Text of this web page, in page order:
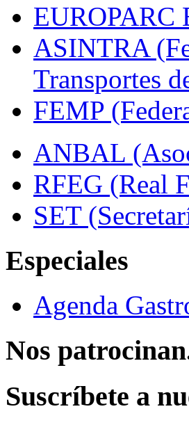
EUROPARC
ASINTRA
Transportes
FEMP
ANBAL
RFEG (Real
SET
Especiales
Agenda
Nos
Suscríbete a